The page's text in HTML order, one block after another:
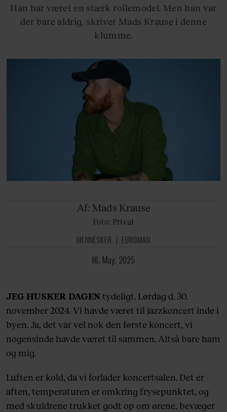
Han har været en stærk rollemodel. Men han var
der bare aldrig, skriver Mads Krause i denne
klumme.
Af: Mads Krause
Foto: Privat
MENNESKER EUROMAN
16. May. 2025
JEG HUSKER DAGENtydeligt. Lørdag d. 30.
november 2024. Vi havde været til jazzkoncert inde i
byen. Ja, det var vel nok den første koncert, vi
nogensinde havde været til sammen. Altså bare ham
og mig.
Luften er kold, da vi forlader koncertsalen. Det er
aften, temperaturen er omkring frysepunktet, og
med skuldrene trukket godt op om ørene, bevæger